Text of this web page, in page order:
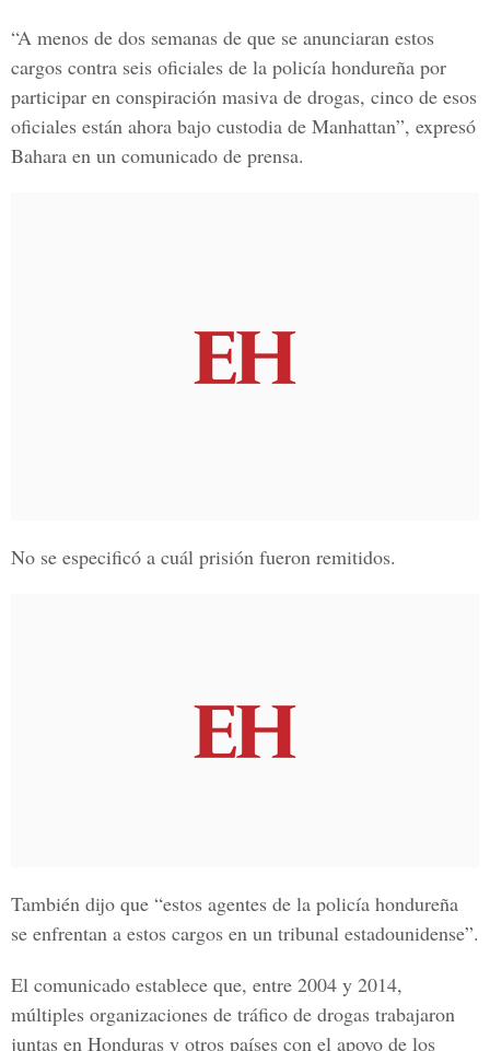
“A menos de dos semanas de que se anunciaran estos
cargos contra seis oficiales de la policía hondureña por
participar en conspiración masiva de drogas, cinco de esos
oficiales están ahora bajo custodia de Manhattan”, expresó
Bahara en un comunicado de prensa.
No se especificó a cuál prisión fueron remitidos.
También dijo que “estos agentes de la policía hondureña
se enfrentan a estos cargos en un tribunal estadounidense”.
El comunicado establece que, entre 2004 y 2014,
múltiples organizaciones de tráfico de drogas trabajaron
juntas en Honduras y otros países con el apoyo de los